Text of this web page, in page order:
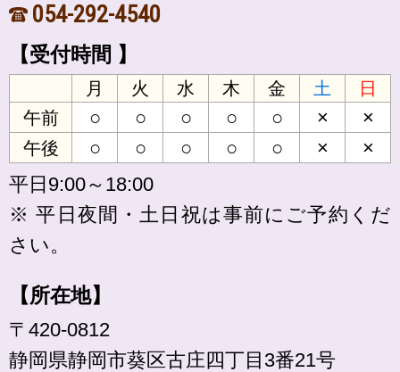
054-292-4540
【受付時間 】
月 火 水 木 金 土
日
午前
○ ○ ○ ○ ○ × ×
午後 ○ ○ ○ ○ ○ ×
×
平日9:00～18:00
※ 平日夜間・土日祝は事前にご予約くだ
さい。
【所在地】
〒420-0812
静岡県静岡市葵区古庄四丁目3番21号